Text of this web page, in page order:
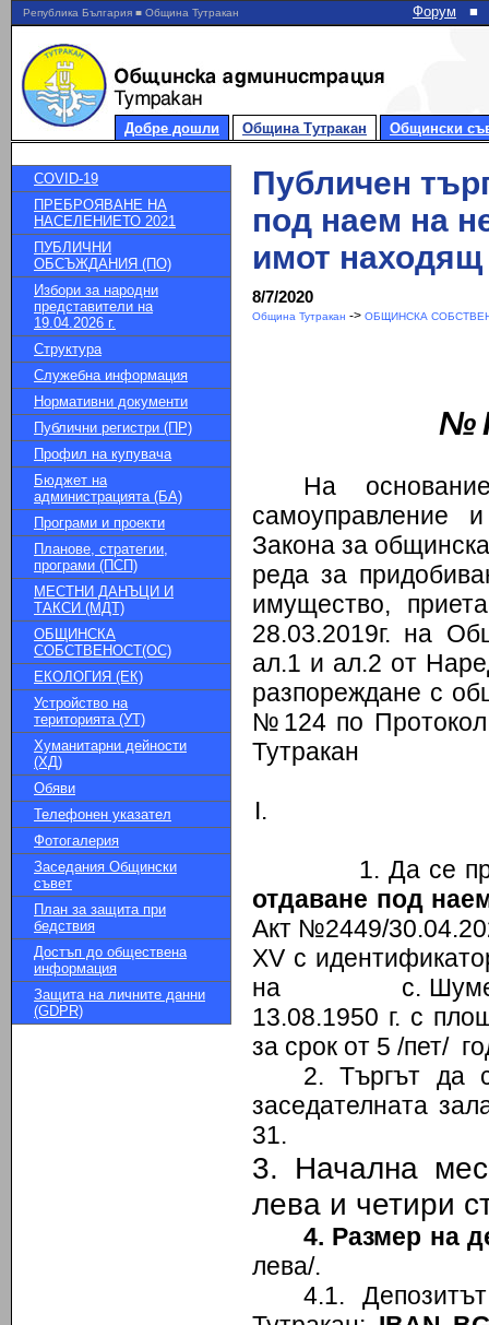
Република България ■ Община Тутракан Форум ■
Добре дошли Община Тутракан Общински
COVID-19
ПРЕБРОЯВАНЕ НА
НАСЕЛЕНИЕТО 2021
ПУБЛИЧНИ
ОБСЪЖДАНИЯ (ПО)
Избори за народни
представители на
19.04.2026 г.
Структура
Служебна информация
Нормативни документи
Публични регистри (ПР)
Профил на купувача
Бюджет на
администрацията (БА)
Програми и проекти
Планове, стратегии,
програми (ПСП)
МЕСТНИ ДАНЪЦИ И
ТАКСИ (МДТ)
ОБЩИНСКА
СОБСТВЕНОСТ(ОС)
ЕКОЛОГИЯ (ЕК)
Устройство на
територията (УТ)
Хуманитарни дейности
(ХД)
Обяви
Телефонен указател
Фотогалерия
Заседания Общински
съвет
План за защита при
бедствия
Достъп до обществена
информация
Защита на личните данни
(GDPR)
Публичен
под наем на
имот
8/7/2020
Община Тутракан -> ОБЩИНСКА
№
На
самоуправление
Закона за
реда за
имущество,
28.03.2019г. на
ал.1 и ал.2 от
разпореждане с
№124 по
Тутракан
1. Да се
отдаване под
Акт №2449/
XV с
на с. Шуменци
13.08.1950 г. с
за срок от 5 /пет/
2. Търгът да
заседателната
31.
3. Начална
лева и четири
4. Размер на
лева/.
4.1.